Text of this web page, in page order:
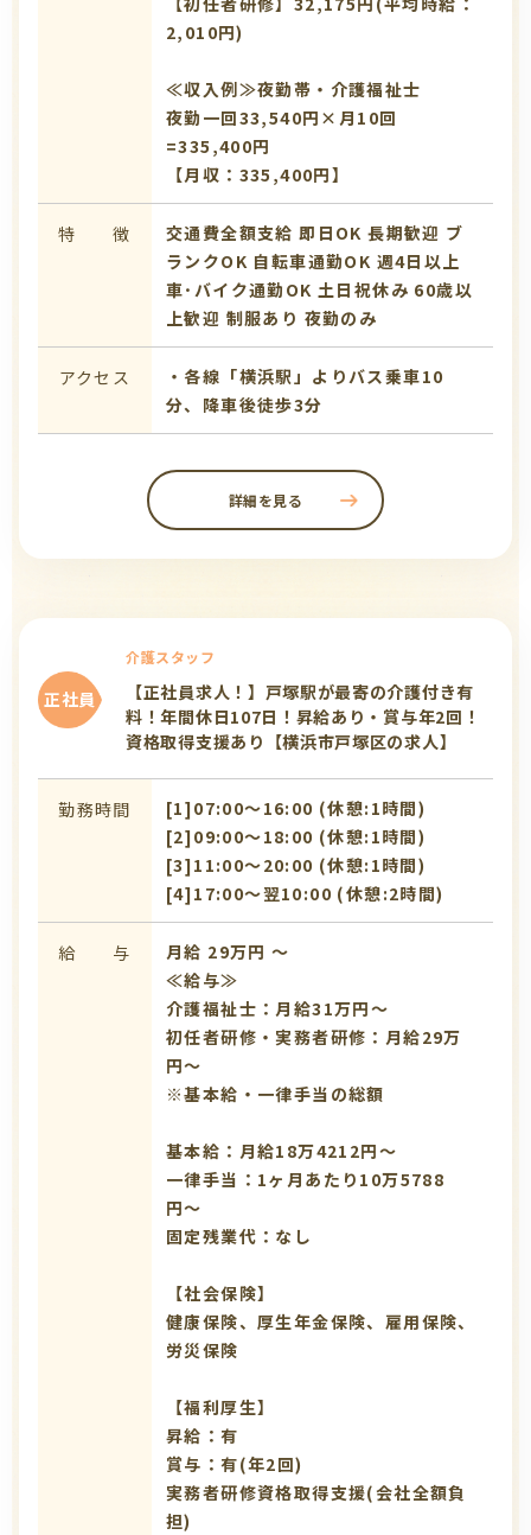
2,010円)
≪収入例≫夜勤帯・介護福祉士
夜勤一回33,540円×月10回
=335,400円
【月収：335,400円】
特 徴 交通費全額支給 即日OK 長期歓迎 ブ
ランクOK 自転車通勤OK 週4日以上
車･バイク通勤OK 土日祝休み 60歳以
上歓迎 制服あり 夜勤のみ
アクセス
・各線「横浜駅」よりバス乗車10
分、降車後徒歩3分
詳細を見る
正社員
介護スタッフ
【正社員求人！】戸塚駅が最寄の介護付き有
料！年間休日107日！昇給あり・賞与年2回！
資格取得支援あり【横浜市戸塚区の求人】
勤務時間
[1]07:00〜16:00 (休憩:1時間)
[2]09:00〜18:00 (休憩:1時間)
[3]11:00〜20:00 (休憩:1時間)
[4]17:00〜翌10:00 (休憩:2時間)
給 与
月給 29万円 〜
≪給与≫
介護福祉士：月給31万円～
初任者研修・実務者研修：月給29万
円～
※基本給・一律手当の総額
基本給：月給18万4212円〜
一律手当：1ヶ月あたり10万5788
円〜
固定残業代：なし
【社会保険】
健康保険、厚生年金保険、雇用保険、
労災保険
【福利厚生】
昇給：有
賞与：有(年2回)
実務者研修資格取得支援(会社全額負
担)